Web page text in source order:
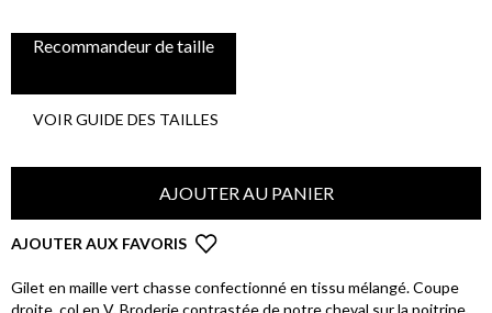
Recommandeur de taille
VOIR GUIDE DES TAILLES
AJOUTER AU PANIER
AJOUTER AUX FAVORIS
Gilet en maille vert chasse confectionné en tissu mélangé. Coupe
droite, col en V. Broderie contrastée de notre cheval sur la poitrine.